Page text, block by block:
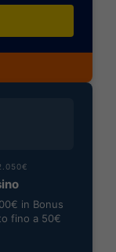
in Bonus
fino a 50€